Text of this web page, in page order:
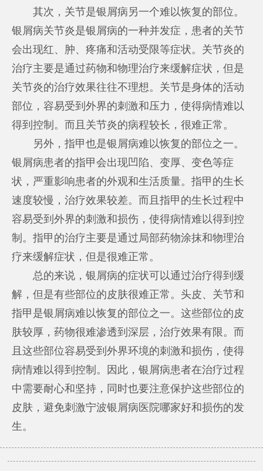
其次，关节是银屑病另一个难以恢复的部位。
银屑病关节炎是银屑病的一种并发症，患者的关节
会出现红、肿、疼痛和活动受限等症状。关节炎的
治疗主要是通过药物和物理治疗来缓解症状，但是
关节炎的治疗效果往往不理想。关节是身体的活动
部位，容易受到外界的刺激和压力，使得病情难以
得到控制。而且关节炎的病程较长，很难正常。
另外，指甲也是银屑病难以恢复的部位之一。
银屑病患者的指甲会出现凹陷、变厚、变色等症
状，严重影响患者的外观和生活质量。指甲的生长
速度较慢，治疗效果较差。而且指甲的生长过程中
容易受到外界的刺激和损伤，使得病情难以得到控
制。指甲的治疗主要是通过局部药物涂抹和物理治
疗来缓解症状，但是很难正常。
总的来说，银屑病的症状可以通过治疗得到缓
解，但是有些部位的皮肤很难正常。头皮、关节和
指甲是银屑病难以恢复的部位之一。这些部位的皮
肤较厚，药物很难渗透到深层，治疗效果有限。而
且这些部位容易受到外界环境的刺激和损伤，使得
病情难以得到控制。因此，银屑病患者在治疗过程
中需要耐心和坚持，同时也要注意保护这些部位的
皮肤，避免刺激宁波银屑病医院哪家好和损伤的发
生。